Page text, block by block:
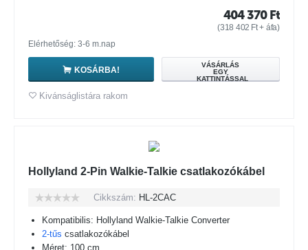
404 370 Ft
(318 402 Ft+ áfa)
Elérhetőség: 3-6 m.nap
KOSÁRBA!
VÁSÁRLÁS
EGY
KATTINTÁSSAL
Kivánságlistára rakom
Hollyland 2-Pin Walkie-Talkie csatlakozókábel
Cikkszám: HL-2CAC
Kompatibilis: Hollyland Walkie-Talkie Converter
2-tűs csatlakozókábel
Méret: 100 cm